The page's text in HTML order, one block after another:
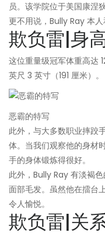
员。该学院位于美国康涅
更不用说，Bully Ray 本
欺负雷|身
这位重量级冠军体重高达
英尺 3 英寸（191 厘米）。
恶霸的特写
此外，与大多数职业摔跤
体。当我们观察他的身材
手的身体锻炼得很好。
此外，Bully Ray 有淡褐
面部毛发。虽然他在擂台
令人愉悦。
欺负雷|关